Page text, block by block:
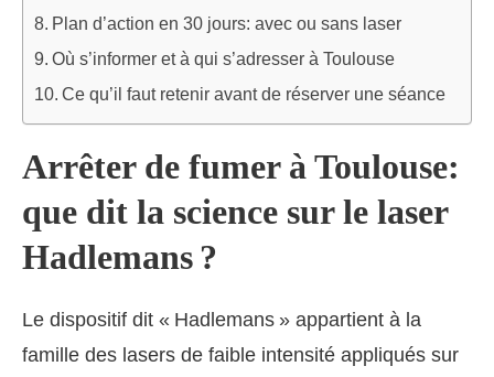
Plan d’action en 30 jours: avec ou sans laser
Où s’informer et à qui s’adresser à Toulouse
Ce qu’il faut retenir avant de réserver une séance
Arrêter de fumer à Toulouse:
que dit la science sur le laser
Hadlemans ?
Le dispositif dit « Hadlemans » appartient à la
famille des lasers de faible intensité appliqués sur